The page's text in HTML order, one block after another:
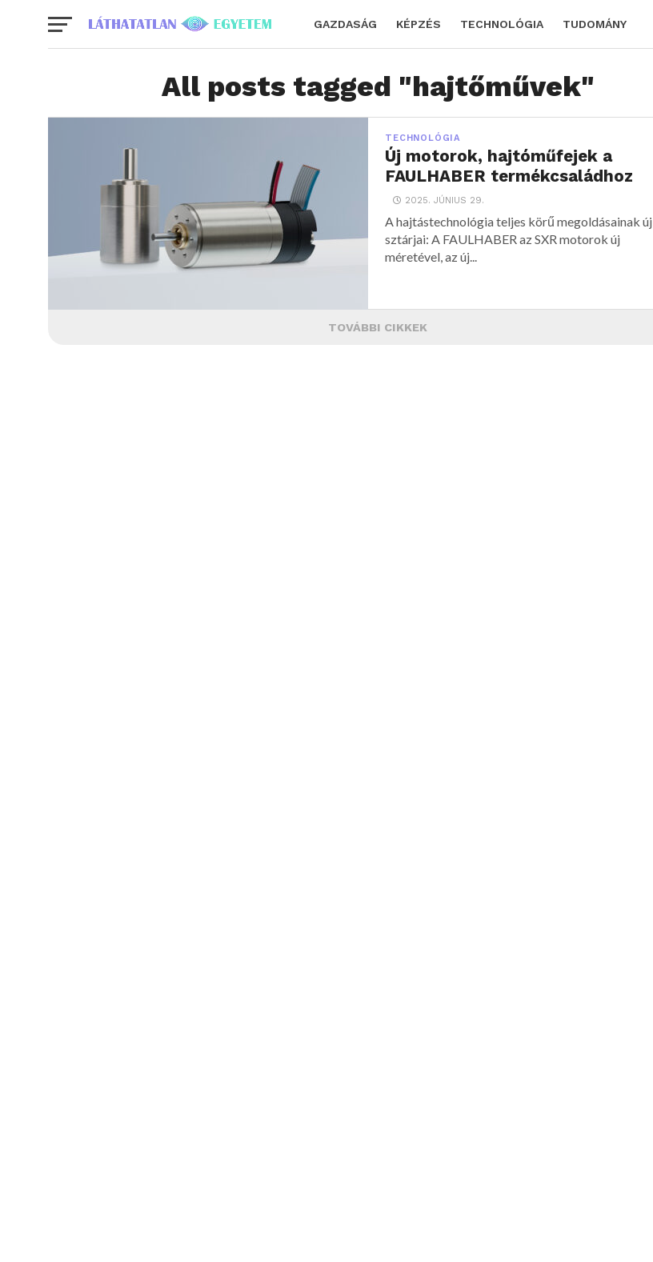
GAZDASÁG KÉPZÉS TECHNOLÓGIA TUDOMÁNY
All posts tagged "hajtőművek"
TECHNOLÓGIA
Új motorok, hajtóműfejek a
FAULHABER termékcsaládhoz
2025. JÚNIUS 29.
A hajtástechnológia teljes körű megoldásainak új
sztárjai: A FAULHABER az SXR motorok új
méretével, az új...
TOVÁBBI CIKKEK